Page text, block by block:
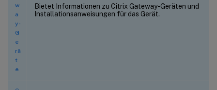
w
a
y-
G
e
rä
t
e
Bietet Informationen zu Citrix Gateway-Geräten und
Installationsanweisungen für das Gerät.